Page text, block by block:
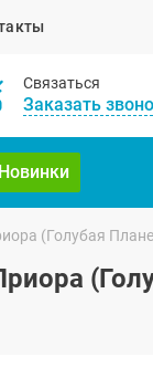
Связаться
Заказать
Новинки
(Голубая